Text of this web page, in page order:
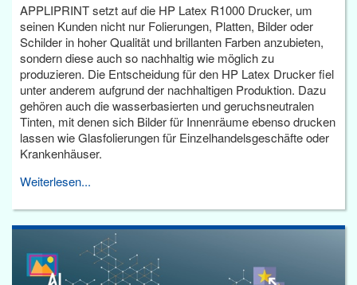
APPLIPRINT setzt auf die HP Latex R1000 Drucker, um
seinen Kunden nicht nur Folierungen, Platten, Bilder oder
Schilder in hoher Qualität und brillanten Farben anzubieten,
sondern diese auch so nachhaltig wie möglich zu
produzieren. Die Entscheidung für den HP Latex Drucker fiel
unter anderem aufgrund der nachhaltigen Produktion. Dazu
gehören auch die wasserbasierten und geruchsneutralen
Tinten, mit denen sich Bilder für Innenräume ebenso drucken
lassen wie Glasfolierungen für Einzelhandelsgeschäfte oder
Krankenhäuser.
Weiterlesen...